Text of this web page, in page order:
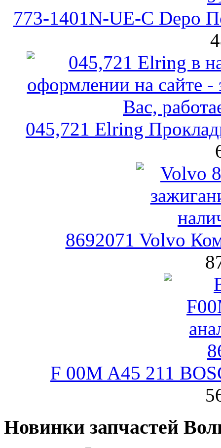
773-1401N-UE-C Depo
045,721 Elring
8692071 Volvo
F 00M A45 211
Новинки запчастей